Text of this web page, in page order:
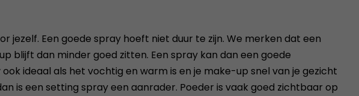
Een goede spray hoeft niet duur te zijn. We merken dat een
blijft dan minder goed zitten. Een spray kan dan een goede
ideaal als het vochtig en warm is en je make-up snel van je gezicht
is een setting spray een aanrader. Poeder is vaak goed zichtbaar op